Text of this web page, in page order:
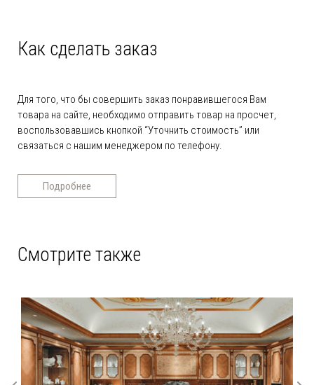
Как сделать заказ
Для того, что бы совершить заказ понравившегося Вам
товара на сайте, необходимо отправить товар на просчет,
воспользовавшись кнопкой “Уточнить стоимость” или
связаться с нашим менеджером по телефону.
Подробнее
Смотрите также